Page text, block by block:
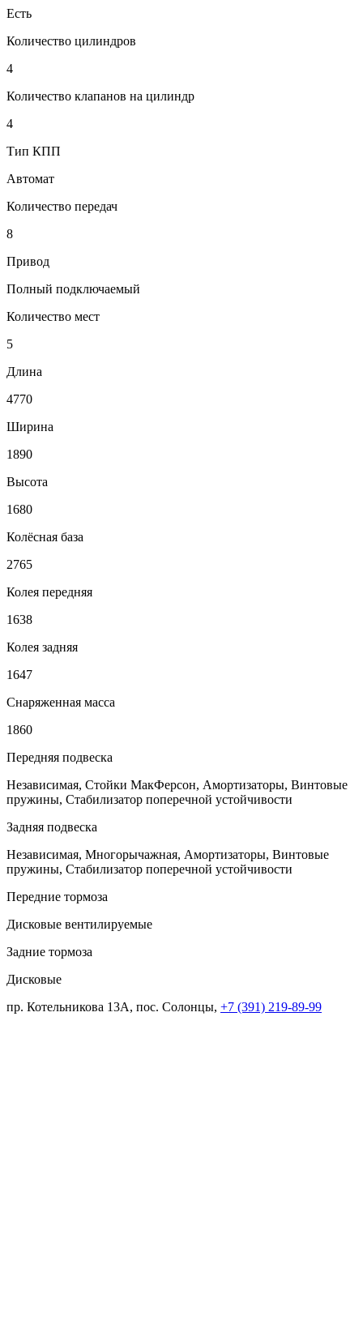
Есть
Количество цилиндров
4
Количество клапанов на цилиндр
4
Тип КПП
Автомат
Количество передач
8
Привод
Полный подключаемый
Количество мест
5
Длина
4770
Ширина
1890
Высота
1680
Колёсная база
2765
Колея передняя
1638
Колея задняя
1647
Снаряженная масса
1860
Передняя подвеска
Независимая, Стойки МакФерсон, Амортизаторы, Винтовые
пружины, Стабилизатор поперечной устойчивости
Задняя подвеска
Независимая, Многорычажная, Амортизаторы, Винтовые
пружины, Стабилизатор поперечной устойчивости
Передние тормоза
Дисковые вентилируемые
Задние тормоза
Дисковые
пр. Котельникова 13А, пос. Солонцы, +7 (391) 219-89-99